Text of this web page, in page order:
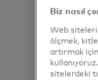
Sam
Biz nasıl
Web
ölçmek,
artırmak
sitelerdeki